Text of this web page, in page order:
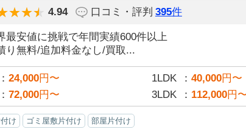
4.94 口コミ・評判 395件
安値に挑戦で年間実績600件以上
無料/追加料金なし/買取...
24,000円〜 1LDK 40,000円〜
72,000円〜 3LDK 112,000円
け ゴミ屋敷片付け 部屋片付け